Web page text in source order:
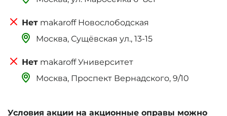
makaroff Новослободская
Москва, Сущёвская ул., 13-15
makaroff Университет
Москва, Проспект Вернадского, 9/10
Условия акции на акционные оправы можно